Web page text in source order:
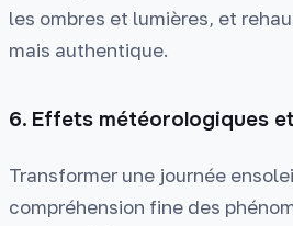
les ombres et lumières, et
mais authentique.
6. Effets météorologiques
Transformer une journée
compréhension fine des